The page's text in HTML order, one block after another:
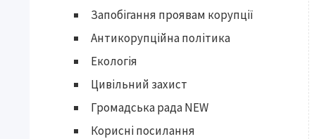
Запобігання проявам корупції
Антикорупційна політика
Екологія
Цивільний захист
Громадська рада NEW
Корисні посилання